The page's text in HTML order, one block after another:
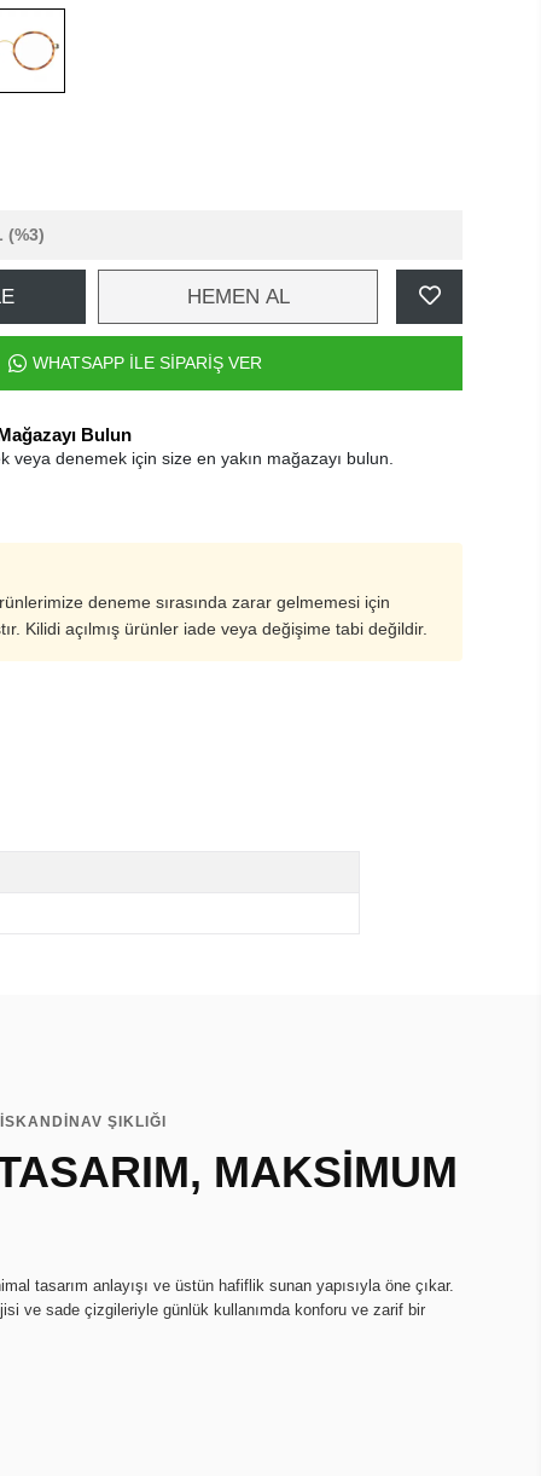
(%3)
HEMEN AL
WHATSAPP İLE SİPARİŞ VER
Bulun
veya denemek için size en yakın mağazayı bulun.
deneme sırasında zarar gelmemesi için
Kilidi açılmış ürünler iade veya değişime tabi değildir.
ŞIKLIĞI
MAKSİMUM
tasarım anlayışı ve üstün hafiflik sunan yapısıyla öne çıkar.
ve sade çizgileriyle günlük kullanımda konforu ve zarif bir